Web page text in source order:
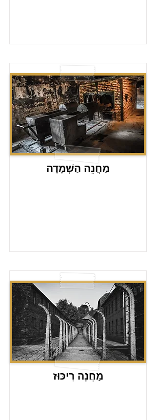
מַחֲנֵה הַשְׁמָדָה
מַחֲנֵה רִיכּוּז